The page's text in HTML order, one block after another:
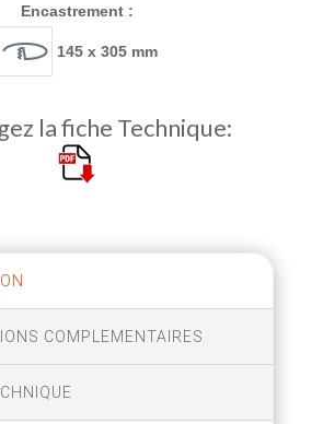
Encastrement :
145 x 305 mm
la fiche Technique:
COMPLEMENTAIRES